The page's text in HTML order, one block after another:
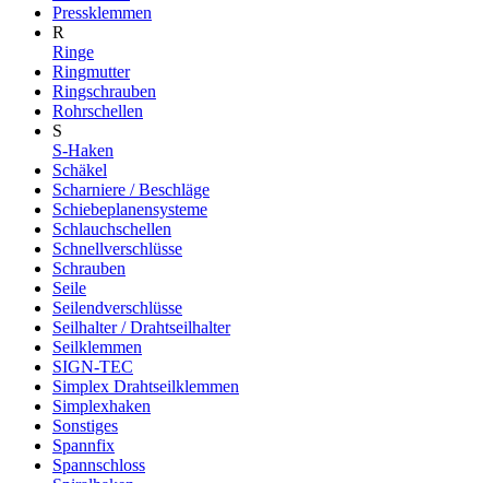
Pressklemmen
R
Ringe
Ringmutter
Ringschrauben
Rohrschellen
S
S-Haken
Schäkel
Scharniere / Beschläge
Schiebeplanensysteme
Schlauchschellen
Schnellverschlüsse
Schrauben
Seile
Seilendverschlüsse
Seilhalter / Drahtseilhalter
Seilklemmen
SIGN-TEC
Simplex Drahtseilklemmen
Simplexhaken
Sonstiges
Spannfix
Spannschloss